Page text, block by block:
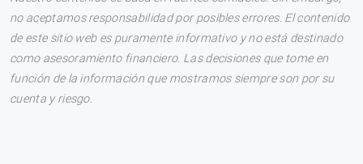
no aceptamos responsabilidad por posibles errores. El contenido
de este sitio web es puramente informativo y no está destinado
como asesoramiento financiero. Las decisiones que tome en
función de la información que mostramos siempre son por su
cuenta y riesgo.